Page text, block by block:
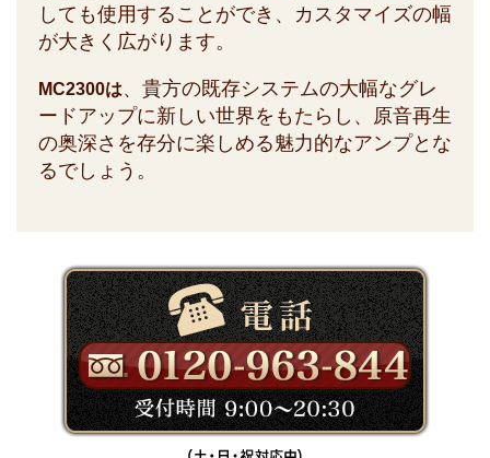
しても使用することができ、カスタマイズの幅
が大きく広がります。
MC2300は、貴方の既存システムの大幅なグレ
ードアップに新しい世界をもたらし、原音再生
の奥深さを存分に楽しめる魅力的なアンプとな
るでしょう。